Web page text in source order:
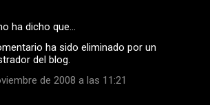
ha dicho que…
ha sido eliminado por un
del blog.
de 2008 a las 11:21